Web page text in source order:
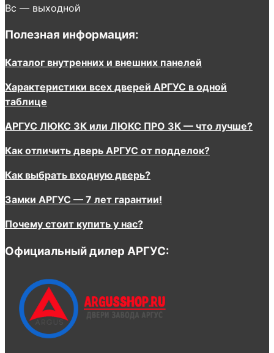
Вс — выходной
Полезная информация:
Каталог внутренних и внешних панелей
Характеристики всех дверей АРГУС в одной
таблице
АРГУС ЛЮКС 3К или ЛЮКС ПРО 3К — что лучше?
Как отличить дверь АРГУС от подделок?
Как выбрать входную дверь?
Замки АРГУС — 7 лет гарантии!
Почему стоит купить у нас?
Официальный дилер АРГУС: